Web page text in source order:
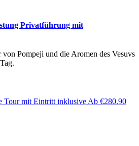
Privatführung mit
Pompeji und die Aromen des Vesuvs
Tour mit Eintritt inklusive Ab €280.90